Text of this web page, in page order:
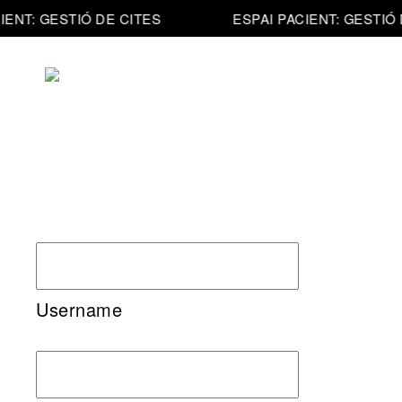
GESTIÓ DE CITES ESPAI PACIENT: GESTIÓ
Username
decisió
L’atenció
El
procés
Equip
Notícies
Contacte